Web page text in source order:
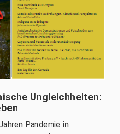
Ungleichheiten:
Pandemie in